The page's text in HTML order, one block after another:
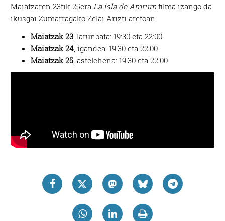
Maiatzaren 23tik 25era La isla de Amrum filma izango da
ikusgai Zumarragako Zelai Arizti aretoan.
Maiatzak 23 , larunbata: 19:30 eta 22:00
Maiatzak 24 , igandea: 19:30 eta 22:00
Maiatzak 25 , astelehena: 19:30 eta 22:00